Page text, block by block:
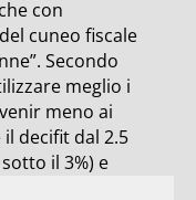
con
cuneo fiscale
Secondo
meglio i
meno ai
decifit dal 2.5
il 3%) e